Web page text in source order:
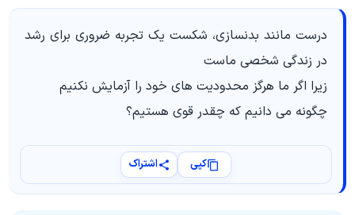
درست مانند بدنسازی، شکست یک تجربه ضروری برای رشد
در زندگی شخصی ماست
زیرا اگر ما هرگز محدودیت های خود را آزمایش نکنیم
چگونه می دانیم که چقدر قوی هستیم؟
کپی اشتراک